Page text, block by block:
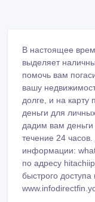
В настоящее
выделяет
помочь вам
вашу
долге, и на
деньги для
дадим вам деньги
течение 24
информации:
по адресу
быстрого